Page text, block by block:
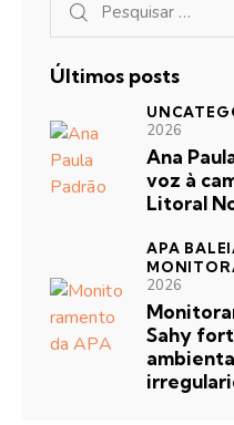
Últimos posts
2026
Ana
voz à
Litoral
APA
2026
Sahy